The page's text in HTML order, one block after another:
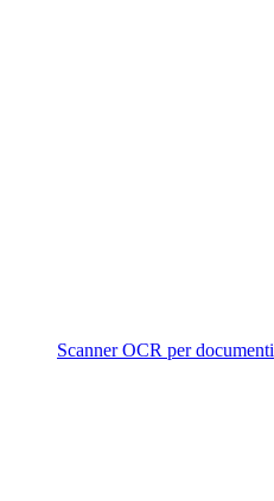
Scanner OCR per documenti